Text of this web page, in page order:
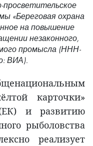
просветительское
«Береговая охрана
на повышение
незаконного,
промысла (ННН-
ВИА).
карточки»
и развитию
рыболовства
реализует